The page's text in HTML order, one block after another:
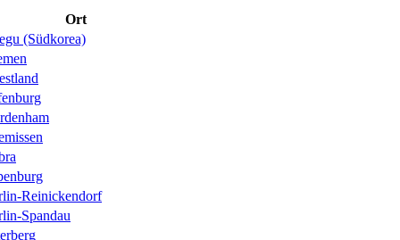
Ort
(Südkorea)
Reinickendorf
Spandau